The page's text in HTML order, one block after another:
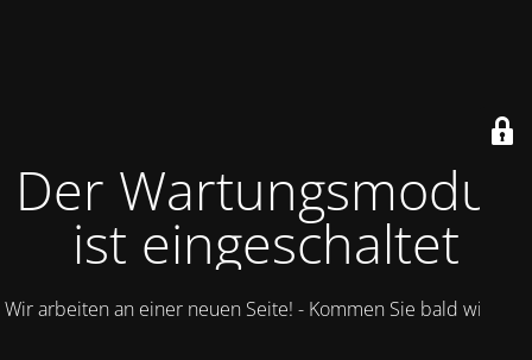
Der Wartungsmodus
ist eingeschaltet
Wir arbeiten an einer neuen Seite! - Kommen Sie bald wieder.